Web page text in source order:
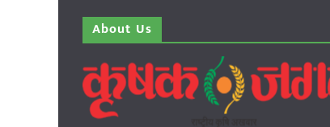
About Us